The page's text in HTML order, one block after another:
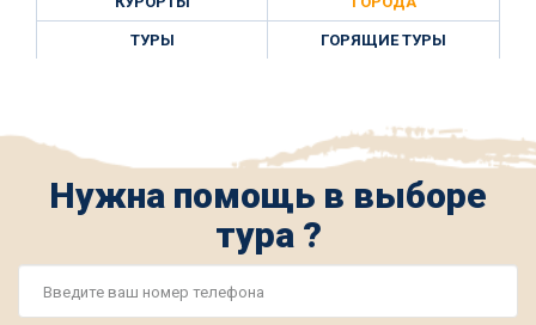
ТУРЫ ГОРЯЩИЕ ТУРЫ
Нужна помощь в выборе
тура ?